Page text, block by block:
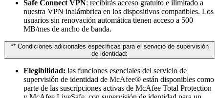
Safe Connect VPN: recibirás acceso gratuito e ilimitado a
nuestra VPN inalámbrica en los dispositivos compatibles. Los
usuarios sin renovación automática tienen acceso a 500
MB/mes de ancho de banda.
** Condiciones adicionales específicas para el servicio de supervisión
de identidad:
Elegibilidad: las funciones esenciales del servicio de
supervisión de identidad de McAfee® están disponibles como
parte de las suscripciones activas de McAfee Total Protection